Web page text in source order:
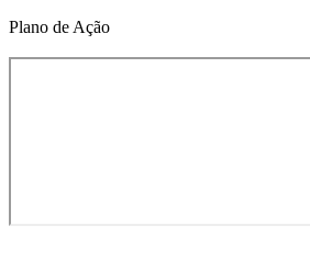
Plano de Ação